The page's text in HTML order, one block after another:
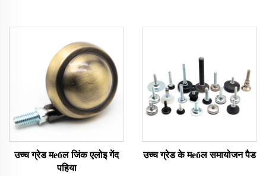
उच्च ग्रेड मебल जिंक एलोइ गेंद
पहिया
उच्च ग्रेड के मебल समायोजन पैड